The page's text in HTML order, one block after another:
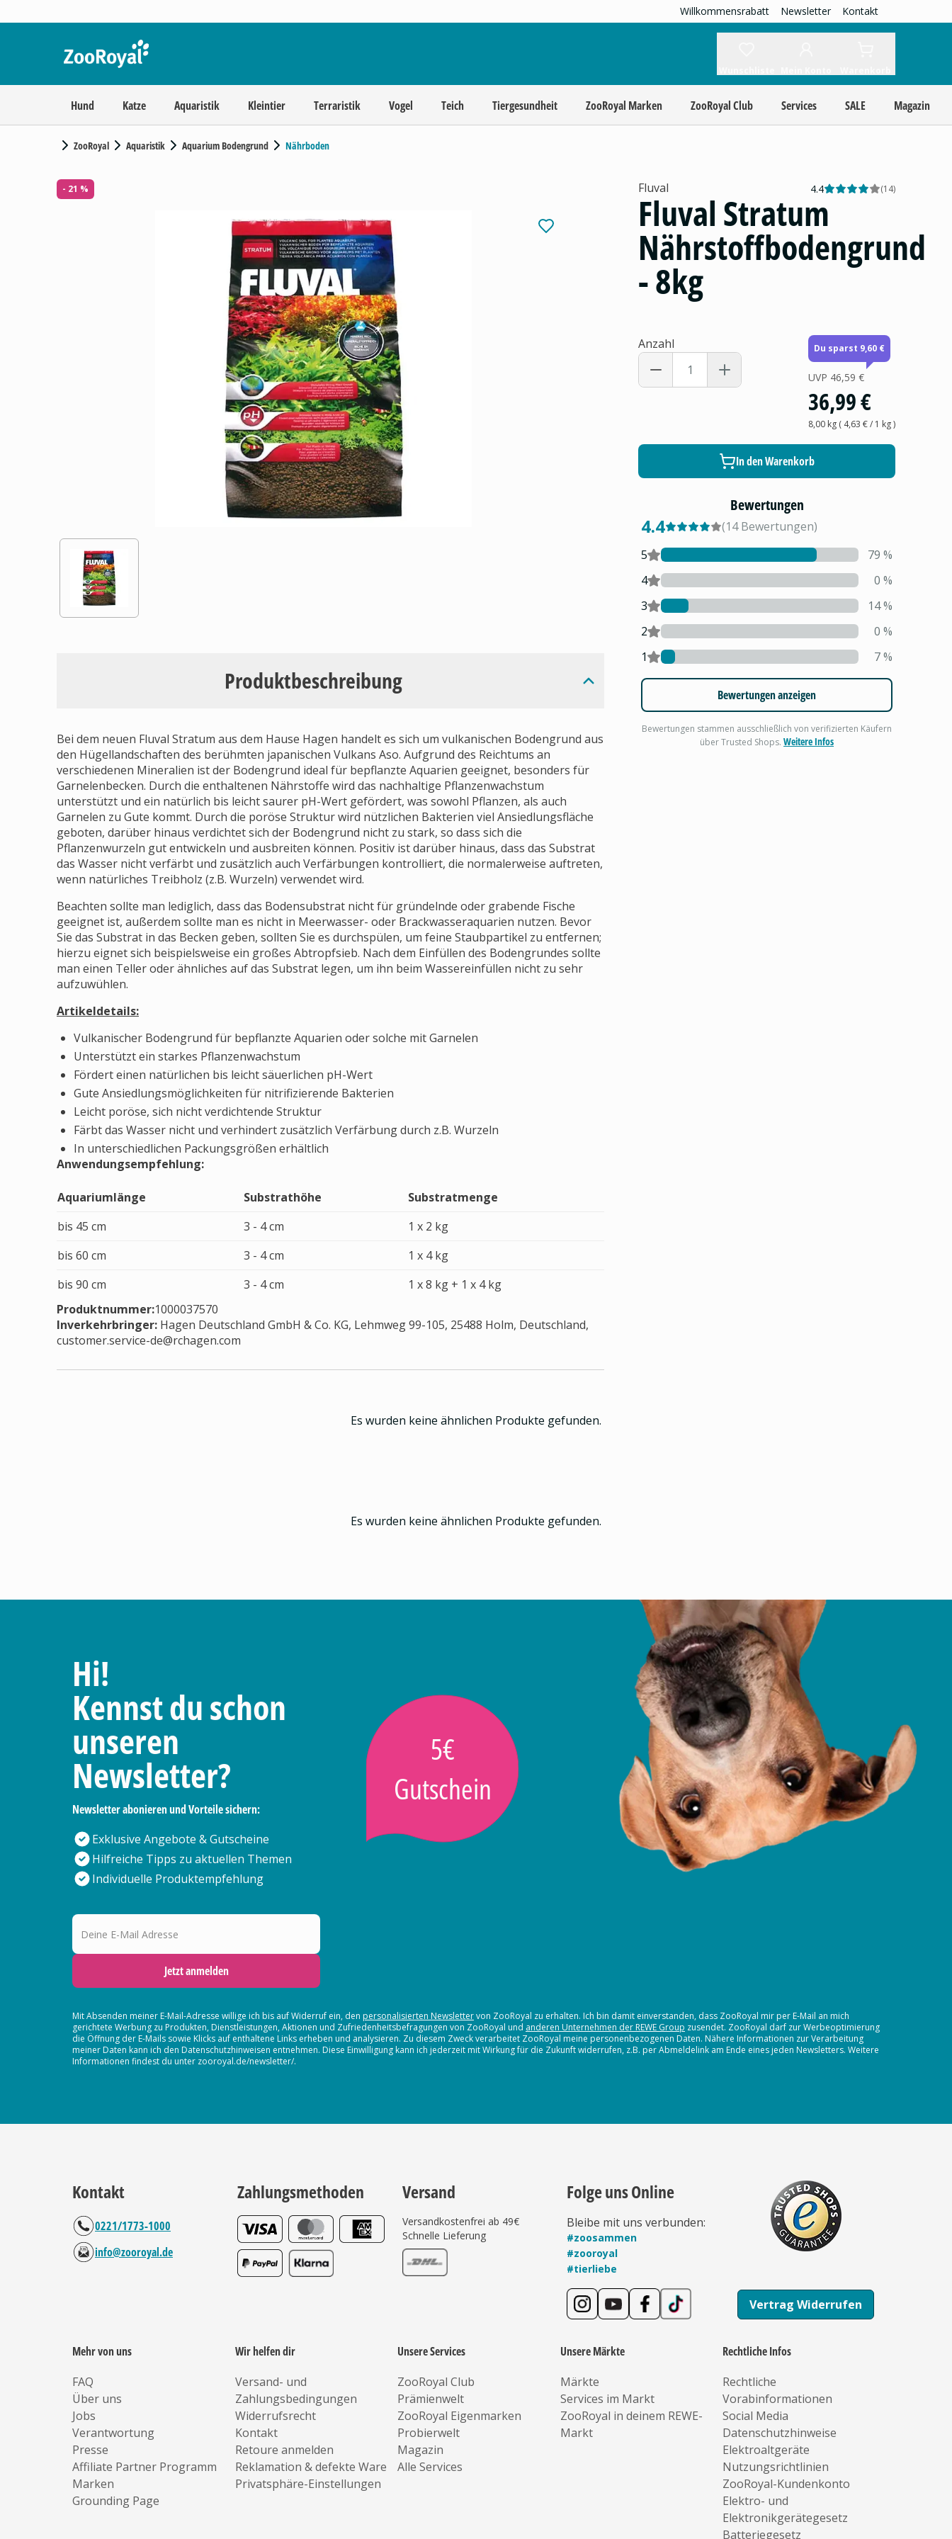
Willkommensrabatt Newsletter Kontakt
Hund Katze Aquaristik Kleintier Terraristik Vogel Teich Tiergesundheit ZooRoyal Marken ZooRoyal Club Services SALE Magazin
ZooRoyal Aquaristik Aquarium Bodengrund Nährboden
- 21 %
Produktbeschreibung
Bei dem neuen Fluval Stratum aus dem Hause Hagen handelt es sich um vulkanischen Bodengrund aus
den Hügellandschaften des berühmten japanischen Vulkans Aso. Aufgrund des Reichtums an
verschiedenen Mineralien ist der Bodengrund ideal für bepflanzte Aquarien geeignet, besonders für
Garnelenbecken. Durch die enthaltenen Nährstoffe wird das nachhaltige Pflanzenwachstum
unterstützt und ein natürlich bis leicht saurer pH-Wert gefördert, was sowohl Pflanzen, als auch
Garnelen zu Gute kommt. Durch die poröse Struktur wird nützlichen Bakterien viel Ansiedlungsfläche
geboten, darüber hinaus verdichtet sich der Bodengrund nicht zu stark, so dass sich die
Pflanzenwurzeln gut entwickeln und ausbreiten können. Positiv ist darüber hinaus, dass das Substrat
das Wasser nicht verfärbt und zusätzlich auch Verfärbungen kontrolliert, die normalerweise auftreten,
wenn natürliches Treibholz (z.B. Wurzeln) verwendet wird.
Beachten sollte man lediglich, dass das Bodensubstrat nicht für gründelnde oder grabende Fische
geeignet ist, außerdem sollte man es nicht in Meerwasser- oder Brackwasseraquarien nutzen. Bevor
Sie das Substrat in das Becken geben, sollten Sie es durchspülen, um feine Staubpartikel zu entfernen;
hierzu eignet sich beispielsweise ein großes Abtropfsieb. Nach dem Einfüllen des Bodengrundes sollte
man einen Teller oder ähnliches auf das Substrat legen, um ihn beim Wassereinfüllen nicht zu sehr
aufzuwühlen.
Artikeldetails:
Vulkanischer Bodengrund für bepflanzte Aquarien oder solche mit Garnelen
Unterstützt ein starkes Pflanzenwachstum
Fördert einen natürlichen bis leicht säuerlichen pH-Wert
Gute Ansiedlungsmöglichkeiten für nitrifizierende Bakterien
Leicht poröse, sich nicht verdichtende Struktur
Färbt das Wasser nicht und verhindert zusätzlich Verfärbung durch z.B. Wurzeln
In unterschiedlichen Packungsgrößen erhältlich
Anwendungsempfehlung:
Aquariumlänge Substrathöhe
Substratmenge
bis 45 cm
3 - 4 cm
1 x 2 kg
bis 60 cm
3 - 4 cm
1 x 4 kg
bis 90 cm
3 - 4 cm
1 x 8 kg + 1 x 4 kg
Produktnummer:1000037570
Inverkehrbringer: Hagen Deutschland GmbH & Co. KG, Lehmweg 99-105, 25488 Holm, Deutschland,
customer.service-de@rchagen.com
Fluval 4.4 (14)
Fluval Stratum
Nährstoffbodengrund
- 8kg
Anzahl Du sparst 9,60 €
UVP 46,59 €
36,99 €
8,00 kg( 4,63 €/ 1 kg)
In den Warenkorb
Bewertungen
4.4 (14 Bewertungen)
5
79 %
4
0 %
3
14%
2
0 %
1
7%
Bewertungen anzeigen
Bewertungen stammen ausschließlich von verifizierten Käufern
über Trusted Shops.Weitere Infos
Es wurden keine ähnlichen Produkte gefunden.
Es wurden keine ähnlichen Produkte gefunden.
Hi!
Kennst du schon
unseren
Newsletter?
Newsletter abonieren und Vorteile sichern:
Exklusive Angebote & Gutscheine
Hilfreiche Tipps zu aktuellen Themen
Individuelle Produktempfehlung
5€
Gutschein
Deine E-Mail Adresse
Jetzt anmelden
Mit Absenden meiner E-Mail-Adresse willige ich bis auf Widerruf ein, den personalisierten Newslettervon ZooRoyal zu erhalten. Ich bin damit einverstanden, dass ZooRoyal mir per E-Mail an mich
gerichtete Werbung zu Produkten, Dienstleistungen, Aktionen und Zufriedenheitsbefragungen von ZooRoyal und anderen Unternehmen der REWE Group zusendet. ZooRoyal darf zur Werbeoptimierung
die Öffnung der E-Mails sowie Klicks auf enthaltene Links erheben und analysieren. Zu diesem Zweck verarbeitet ZooRoyal meine personenbezogenen Daten. Nähere Informationen zur Verarbeitung
meiner Daten kann ich den Datenschutzhinweisen entnehmen. Diese Einwilligung kann ich jederzeit mit Wirkung für die Zukunft widerrufen, z.B. per Abmeldelink am Ende eines jeden Newsletters. Weitere
Informationen findest du unter zooroyal.de/newsletter/.
Kontakt
0221/1773-1000
info@zooroyal.de
Zahlungsmethoden Versand
Versandkostenfrei ab 49€
Schnelle Lieferung
Folge uns Online
Bleibe mit uns verbunden:
#zoosammen
#zooroyal
#tierliebe
Vertrag Widerrufen
Mehr von uns
FAQ
Über uns
Jobs
Verantwortung
Presse
Affiliate Partner Programm
Marken
Grounding Page
Wir helfen dir
Versand- und
Zahlungsbedingungen
Widerrufsrecht
Kontakt
Retoure anmelden
Reklamation & defekte Ware
Privatsphäre-Einstellungen
Unsere Services
ZooRoyal Club
Prämienwelt
ZooRoyal Eigenmarken
Probierwelt
Magazin
Alle Services
Unsere Märkte
Märkte
Services im Markt
ZooRoyal in deinem REWE-
Markt
Rechtliche Infos
Rechtliche
Vorabinformationen
Social Media
Datenschutzhinweise
Elektroaltgeräte
Nutzungsrichtlinien
ZooRoyal-Kundenkonto
Elektro- und
Elektronikgerätegesetz
Batteriegesetz